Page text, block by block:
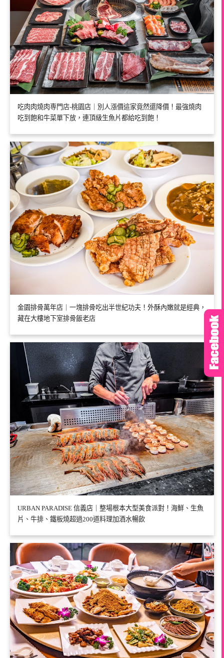
吃肉肉燒肉専門店-桃園店｜別人漲價這家竟然還降價！最強燒肉
吃到飽和牛菜單下放，連頂級生魚片都給吃到飽！
金園排骨萬年店｜一塊排骨吃出半世紀功夫！外酥內嫩就是經典，
藏在大樓地下室排骨飯老店
URBAN PARADISE 信義店｜整場根本大型美食派對！海鮮、生魚
片、牛排、鐵板燒超過200道料理加酒水暢飲